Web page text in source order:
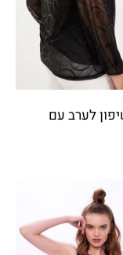
לערב עם